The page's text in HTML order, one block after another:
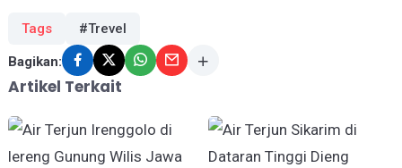
Tags #Trevel
Bagikan:
Artikel Terkait